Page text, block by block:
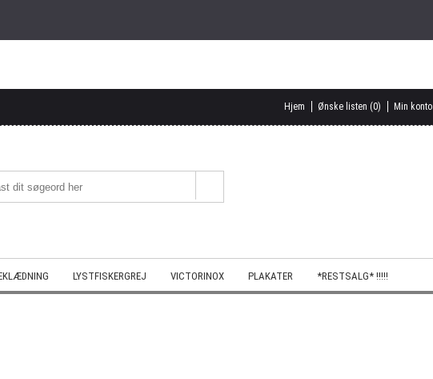
Hjem Ønske listen (0) Min konto
LYSTFISKERGREJ VICTORINOX PLAKATER *RESTSALG* !!!!!